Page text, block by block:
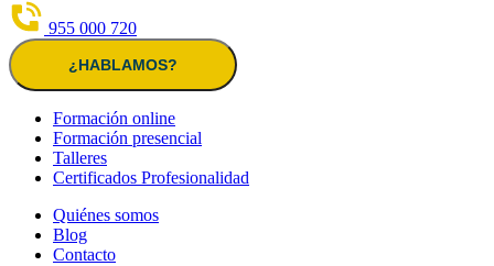
955 000 720
¿HABLAMOS?
Formación online
Formación presencial
Talleres
Certificados Profesionalidad
Quiénes somos
Blog
Contacto